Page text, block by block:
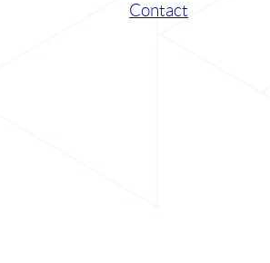
Contact